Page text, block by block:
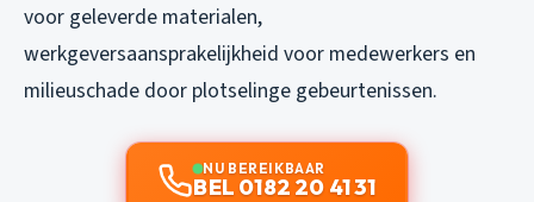
voor geleverde materialen,
werkgeversaansprakelijkheid voor medewerkers en
milieuschade door plotselinge gebeurtenissen.
NU BEREIKBAAR
BEL 0182 20 41 31